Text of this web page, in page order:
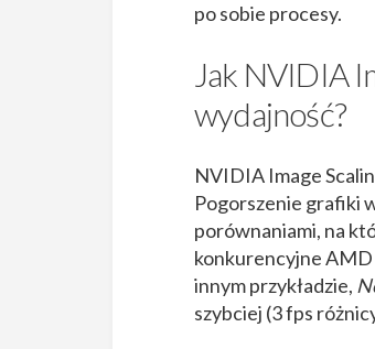
po sobie procesy.
Jak NVIDIA
wydajność?
NVIDIA Image
Pogorszenie grafiki
porównaniami, na
konkurencyjne AMD
innym przykładzie,
szybciej (3 fps